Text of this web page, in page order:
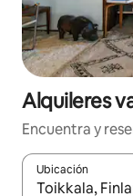
Alquileres
Encuentra y
Ubicación
Cuando los